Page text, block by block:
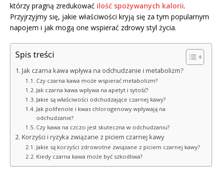
którzy pragną zredukować ilość spożywanych kalorii.
Przyjrzyjmy się, jakie właściwości kryją się za tym popularnym
napojem i jak mogą one wspierać zdrowy styl życia.
Spis treści
Jak czarna kawa wpływa na odchudzanie i metabolizm?
Czy czarna kawa może wspierać metabolizm?
Jak czarna kawa wpływa na apetyt i sytość?
Jakie są właściwości odchudzające czarnej kawy?
Jak polifenole i kwas chlorogenowy wpływają na
odchudzanie?
Czy kawa na czczo jest skuteczna w odchudzaniu?
Korzyści i ryzyka związane z piciem czarnej kawy
Jakie są korzyści zdrowotne związane z piciem czarnej kawy?
Kiedy czarna kawa może być szkodliwa?